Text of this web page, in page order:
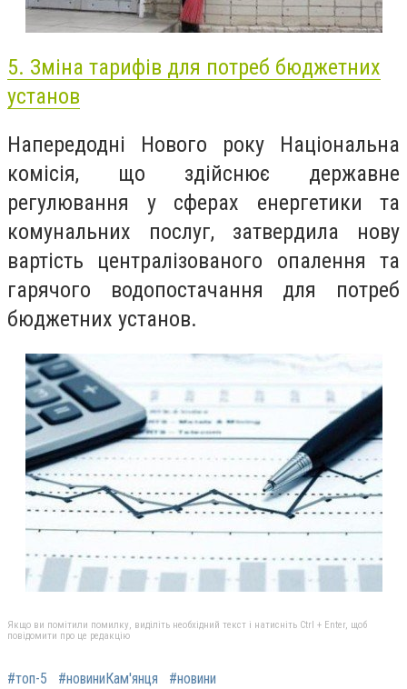
5. Зміна тарифів для потреб бюджетних
установ
Напередодні Нового року Національна
комісія, що здійснює державне
регулювання у сферах енергетики та
комунальних послуг, затвердила нову
вартість централізованого опалення та
гарячого водопостачання для потреб
бюджетних установ.
Якщо ви помітили помилку, виділіть необхідний текст і натисніть Ctrl + Enter, щоб
повідомити про це редакцію
#топ-5 #новиниКам'янця #новини